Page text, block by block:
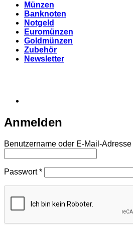
Münzen
Banknoten
Notgeld
Euromünzen
Goldmünzen
Zubehör
Newsletter
Anmelden
Benutzername oder E-Mail-Adresse
Passwort*Erforderlich